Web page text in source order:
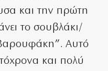
και την πρώτη
το σουβλάκι/
Αυτό
και πολύ